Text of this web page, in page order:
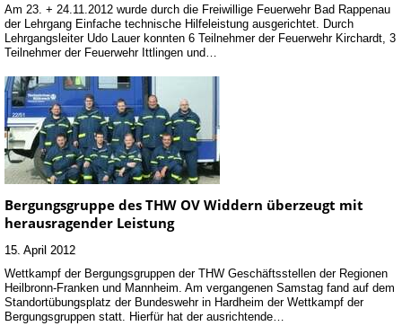
Am 23. + 24.11.2012 wurde durch die Freiwillige Feuerwehr Bad Rappenau
der Lehrgang Einfache technische Hilfeleistung ausgerichtet. Durch
Lehrgangsleiter Udo Lauer konnten 6 Teilnehmer der Feuerwehr Kirchardt, 3
Teilnehmer der Feuerwehr Ittlingen und…
Bergungsgruppe des THW OV Widdern überzeugt mit
herausragender Leistung
15. April 2012
Wettkampf der Bergungsgruppen der THW Geschäftsstellen der Regionen
Heilbronn-Franken und Mannheim. Am vergangenen Samstag fand auf dem
Standortübungsplatz der Bundeswehr in Hardheim der Wettkampf der
Bergungsgruppen statt. Hierfür hat der ausrichtende…